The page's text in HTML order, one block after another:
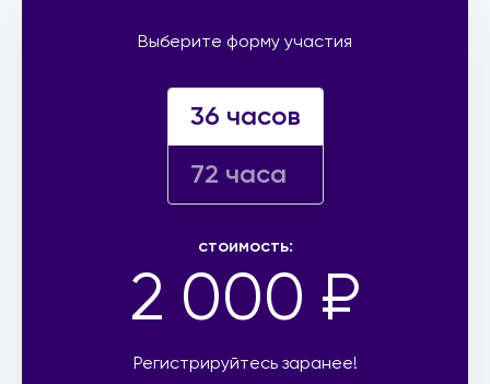
Выберите форму участия
36 часов
72 часа
стоимость:
2 000 ₽
Регистрируйтесь заранее!